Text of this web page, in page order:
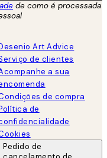
de como é processada
Art Advice
de clientes
a sua
de compra
de
Pedido de